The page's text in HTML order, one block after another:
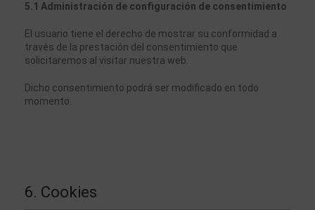
5.1 Administración de configuración de consentimiento
El usuario tiene el derecho de mostrar su conformidad a
través de la prestación del consentimiento que
solicitaremos al visitar nuestra web.
Dicho consentimiento podrá ser modificado en todo
momento.
6. Cookies